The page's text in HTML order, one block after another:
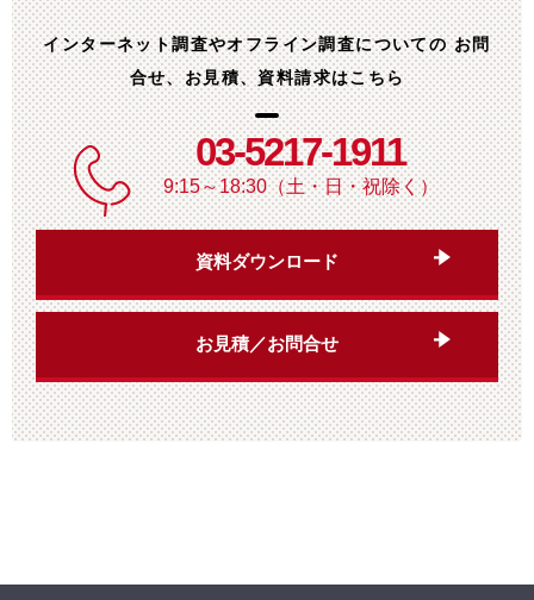
インターネット調査やオフライン調査についてのお問
合せ、お見積、資料請求はこちら
03-5217-1911
9:15～18:30（土・日・祝除く）
資料ダウンロード
お見積／お問合せ